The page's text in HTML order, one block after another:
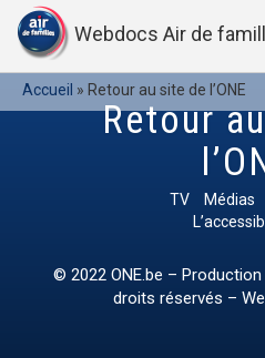
Webdocs Air de
Accueil » Retour au site de l’ONE
Retour
TV Médias
© 2022 ONE.be –
droits réservés –